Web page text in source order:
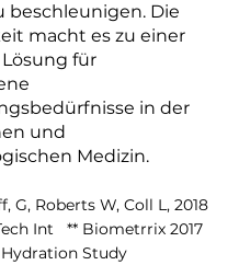
beschleunigen. Die
macht es zu einer
für
in der
und
Medizin.
G, Roberts W, Coll L, 2018
Int ** Biometrrix 2017
Hydration Study